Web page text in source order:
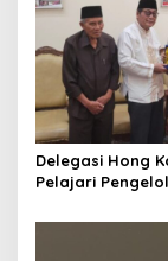
Delegasi Hong
Pelajari